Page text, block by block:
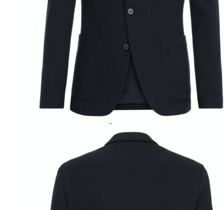
Miesten yöasut ja alusvaatteet
Miesten alusvaatteet
Miesten sukat
Miesten yöasut
Miesten aamutakit ja kylpytakit
Miesten takit
Miesten nahkatakit
Miesten kevät-ja syystakit
Miesten villakangastakit
Miesten talvitakit
NAISET
Naisten paidat
Naisten colleget
Naisten puserot
Tunikat
Jakut ja liivit
Naisten neuleet
Naisten mekot ja hameet